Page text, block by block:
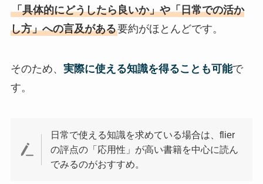
「具体的にどうしたら良いか」や「日常での活か
し方」への言及がある要約がほとんどです。
そのため、 実際に使える知識を得ることも可能で
す。
日常で使える知識を求めている場合は、flier
の評点の「応用性」が高い書籍を中心に読ん
でみるのがおすすめ。